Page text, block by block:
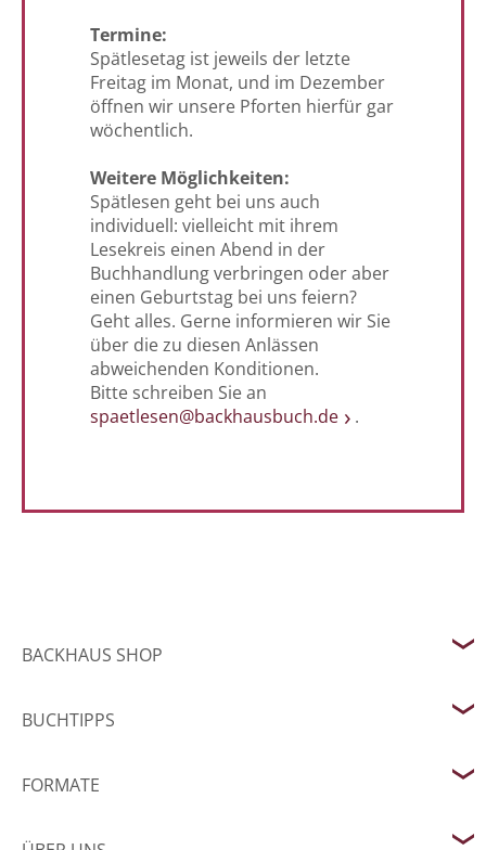
Termine:
Spätlesetag ist jeweils der letzte
Freitag im Monat, und im Dezember
öffnen wir unsere Pforten hierfür gar
wöchentlich.
Weitere Möglichkeiten:
Spätlesen geht bei uns auch
individuell: vielleicht mit ihrem
Lesekreis einen Abend in der
Buchhandlung verbringen oder aber
einen Geburtstag bei uns feiern?
Geht alles. Gerne informieren wir Sie
über die zu diesen Anlässen
abweichenden Konditionen.
Bitte schreiben Sie an
spaetlesen@backhausbuch.de
.
BACKHAUS SHOP
BUCHTIPPS
FORMATE